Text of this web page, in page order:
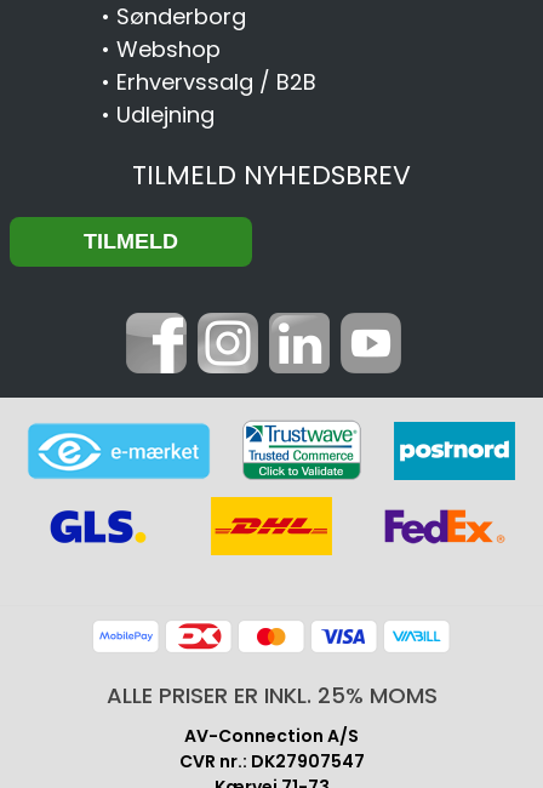
• Sønderborg
• Webshop
• Erhvervssalg / B2B
• Udlejning
TILMELD NYHEDSBREV
ALLE PRISER ER INKL. 25% MOMS
AV-Connection A/S
CVR nr.: DK27907547